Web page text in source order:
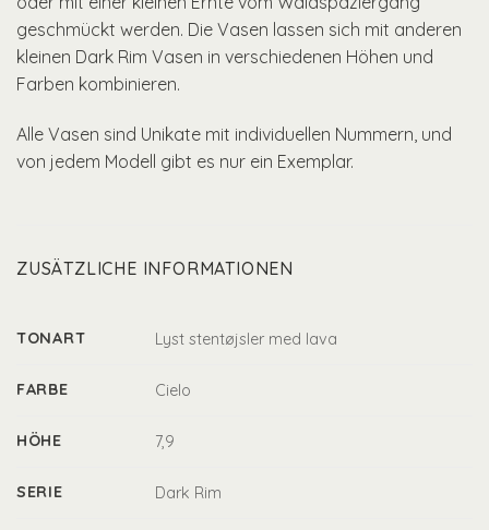
geschmückt werden. Die Vasen lassen sich mit anderen
kleinen Dark Rim Vasen in verschiedenen Höhen und
Farben kombinieren.
Alle Vasen sind Unikate mit individuellen Nummern, und
von jedem Modell gibt es nur ein Exemplar.
ZUSÄTZLICHE INFORMATIONEN
TONART Lyst stentøjsler med lava
FARBE Cielo
HÖHE 7,9
SERIE Dark Rim